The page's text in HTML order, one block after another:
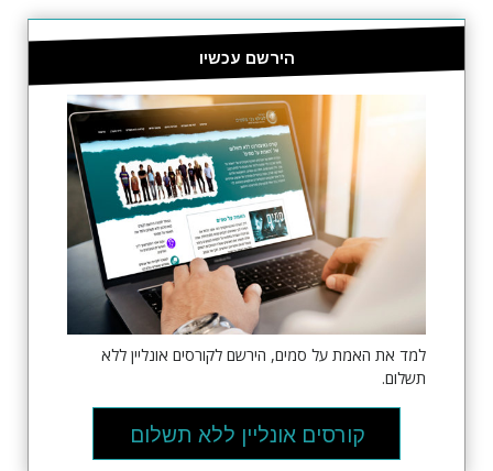
הירשם עכשיו
למד את האמת על סמים, הירשם לקורסים אונליין ללא
תשלום.
קורסים אונליין ללא תשלום